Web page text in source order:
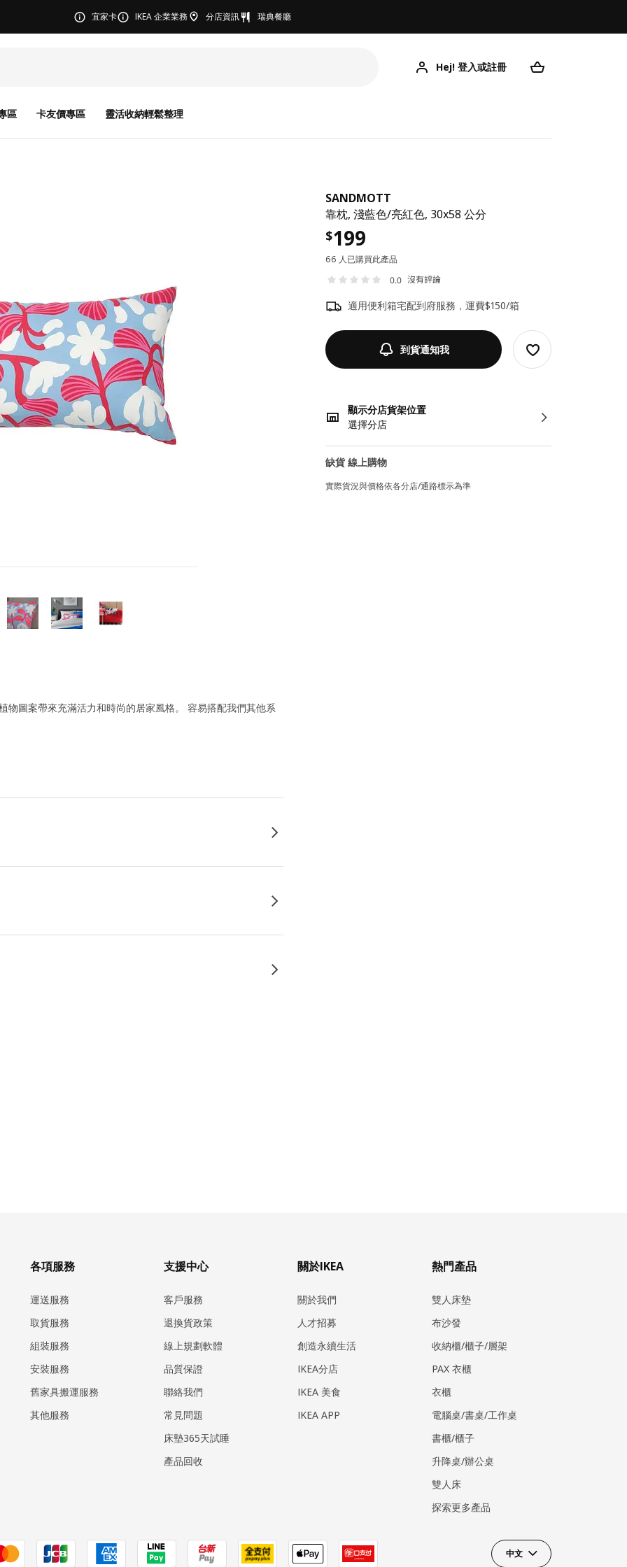
宜家卡 IKEA 企業業務 分店資訊 瑞典餐廳
Hej! 登入或註冊
區 卡友價專區 靈活收納輕鬆整理
SANDMOTT
靠枕, 淺藍色/亮紅色, 30x58 公分
$199
66 人已購買此產品
0.0 沒有評論
適用便利箱宅配到府服務，運費$150/箱
到貨通知我
顯示分店貨架位置
選擇分店
缺貨 線上購物
實際貨況與價格依各分店/通路標示為準
圖案帶來充滿活力和時尚的居家風格。 容易搭配我們其他系
各項服務
運送服務
取貨服務
組裝服務
安裝服務
​舊家具搬運服務
其他服務
支援中心
客戶服務
退換貨政策
線上規劃軟體
品質保證
聯絡我們
常見問題
床墊365天試睡
產品回收
關於IKEA
關於我們
人才招募
創造永續生活
IKEA分店
IKEA 美食
IKEA APP
熱門產品
雙人床墊
布沙發
收納櫃/櫃子/層架
PAX 衣櫃
衣櫃
電腦桌/書桌/工作桌
書櫃/櫃子
升降桌/辦公桌
雙人床
探索更多產品
中文